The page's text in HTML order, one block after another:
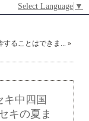
Select Language ▼
することはできま... »
中四国
キの夏ま